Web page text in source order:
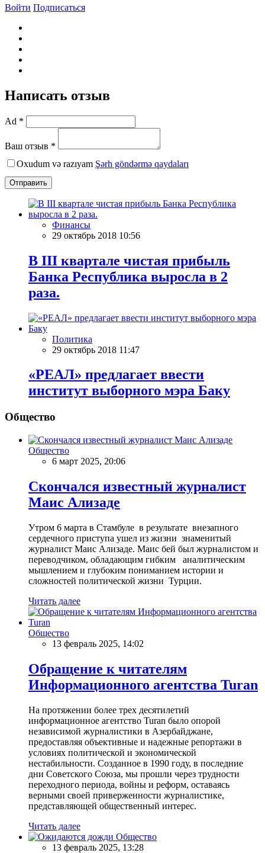
Войти Подписаться
Написать отзыв
Ad *
Ваш отзыв *
Oxudum və razıyam Şərh göndərmə qaydaları
Отправить
Финансы
29 октябрь 2018 10:56
В III квартале чистая прибыль
Банка Республика выросла в 2
раза.
Политика
29 октябрь 2018 11:47
«РЕАЛ» предлагает ввести
институт выборного мэра Баку
Общество
Общество
6 март 2025, 20:06
Скончался известный журналист
Маис Ализаде
Утром 6 марта в Стамбуле в результате внезапного
сердечного приступа ушел из жизни знаменитый
журналист Маис Ализаде. Маис бей был журналистом и
переводчиком, обладающим гибким аналитическим
мышлением и глубоким пониманием истории и
сложностей политической жизни Турции.
Читать далее
Общество
13 февраль 2025, 14:02
Обращение к читателям
Информационного агентства Turan
На протяжении более трех десятилетий
информационное агентство Turan было опорой
независимой журналистики в Азербайджане,
предоставляя объективные и надежные репортажи в
условиях политической и экономической
нестабильности. Созданное в 1990 году, в последние
дни Советского Союза, мы прошли через трудности
переходного периода, войны и реформ, оставаясь
верными своей приверженности журналистике,
представляющей общественный интерес.
Читать далее
Общество
13 февраль 2025, 13:28